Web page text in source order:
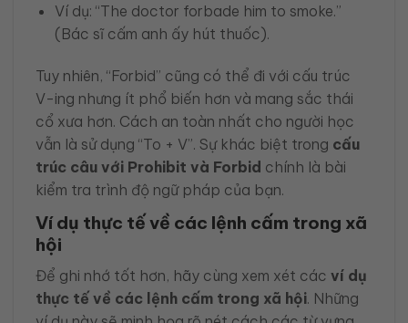
Ví dụ: “The doctor forbade him to smoke.”
(Bác sĩ cấm anh ấy hút thuốc).
Tuy nhiên, “Forbid” cũng có thể đi với cấu trúc
V-ing nhưng ít phổ biến hơn và mang sắc thái
cổ xưa hơn. Cách an toàn nhất cho người học
vẫn là sử dụng “To + V”. Sự khác biệt trong cấu
trúc câu với Prohibit và Forbid chính là bài
kiểm tra trình độ ngữ pháp của bạn.
Ví dụ thực tế về các lệnh cấm trong xã
hội
Để ghi nhớ tốt hơn, hãy cùng xem xét các ví dụ
thực tế về các lệnh cấm trong xã hội. Những